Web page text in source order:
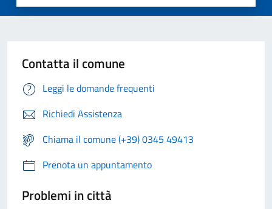
Contatta il comune
Leggi le domande frequenti
Richiedi Assistenza
Chiama il comune (+39) 0345 49413
Prenota un appuntamento
Problemi in città